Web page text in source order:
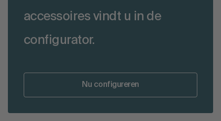
accessoires vindt u in de
configurator.
Nu configureren